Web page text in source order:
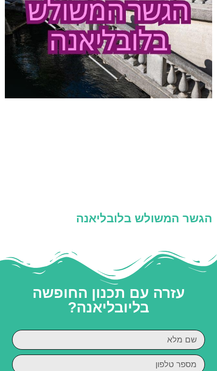
הגשר המשולש בלובליאנה
עזרה עם תכנון החופשה
בליובליאנה?